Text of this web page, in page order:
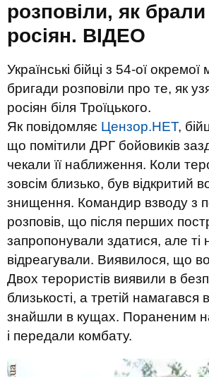
розповіли, як
росіян. ВІДЕО
Українські бійці з 54-ої окремої
бригади розповіли про те, як
росіян біля Троїцького.
Як повідомляє Цензор.НЕТ,
що помітили ДРГ бойовиків
чекали її наближення. Коли
зовсім близько, був відкритий
знищення. Командир взводу з
розповів, що після перших
запропонували здатися, але ті
відреагували. Виявилося, що
Двох терористів виявили в
близькості, а третій намагався
знайшли в кущах. Пораненим
і передали комбату.